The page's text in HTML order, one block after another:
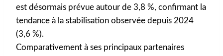
est désormais prévue autour de 3,8 %, confirmant la
tendance à la stabilisation observée depuis 2024
(3,6 %).
Comparativement à ses principaux partenaires